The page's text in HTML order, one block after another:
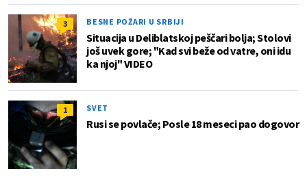
3 BESNE POŽARI U SRBIJI
Situacija u Deliblatskoj peščari bolja; Stolovi
još uvek gore; "Kad svi beže od vatre, oni idu
ka njoj" VIDEO
1 SVET
Rusi se povlače; Posle 18 meseci pao dogovor